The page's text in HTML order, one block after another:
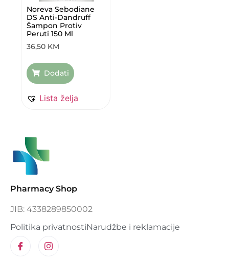
Noreva Sebodiane
DS Anti-Dandruff
Šampon Protiv
Peruti 150 Ml
36,50 KM
Dodati
Lista želja
Pharmacy Shop
JIB: 4338289850002
Politika privatnostiNarudžbe i reklamacije